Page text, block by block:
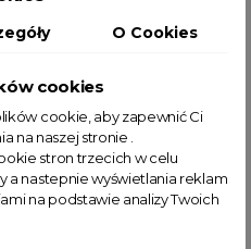
Garden kobaltowa
83,99 zł
O Cookies
cookies
cookie, aby zapewnić Ci
na naszej stronie .
stron trzecich w celu
a nastepnie wyświetlania reklam
na podstawie analizy Twoich